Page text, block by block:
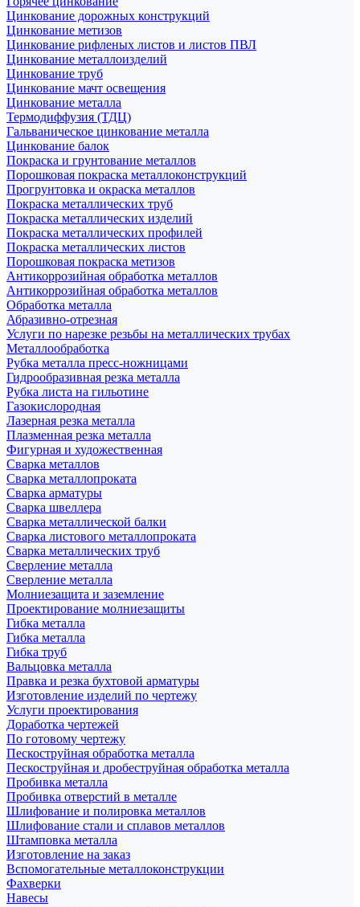
Цинкование дорожных конструкций
Цинкование метизов
Цинкование рифленых листов и листов ПВЛ
Цинкование металлоизделий
Цинкование труб
Цинкование мачт освещения
Цинкование металла
Термодиффузия (ТДЦ)
Гальваническое цинкование металла
Цинкование балок
Покраска и грунтование металлов
Порошковая покраска металлоконструкций
Прогрунтовка и окраска металлов
Покраска металлических труб
Покраска металлических изделий
Покраска металлических профилей
Покраска металлических листов
Порошковая покраска метизов
Антикоррозийная обработка металлов
Антикоррозийная обработка металлов
Обработка металла
Абразивно-отрезная
Услуги по нарезке резьбы на металлических трубах
Металлообработка
Рубка металла пресс-ножницами
Гидрообразивная резка металла
Рубка листа на гильотине
Газокислородная
Лазерная резка металла
Плазменная резка металла
Фигурная и художественная
Сварка металлов
Сварка металлопроката
Сварка арматуры
Сварка швеллера
Сварка металлической балки
Сварка листового металлопроката
Сварка металлических труб
Сверление металла
Сверление металла
Молниезащита и заземление
Проектирование молниезащиты
Гибка металла
Гибка металла
Гибка труб
Вальцовка металла
Правка и резка бухтовой арматуры
Изготовление изделий по чертежу
Услуги проектирования
Доработка чертежей
По готовому чертежу
Пескоструйная обработка металла
Пескоструйная и дробеструйная обработка металла
Пробивка металла
Пробивка отверстий в металле
Шлифование и полировка металлов
Шлифование стали и сплавов металлов
Штамповка металла
Изготовление на заказ
Вспомогательные металлоконструкции
Фахверки
Навесы